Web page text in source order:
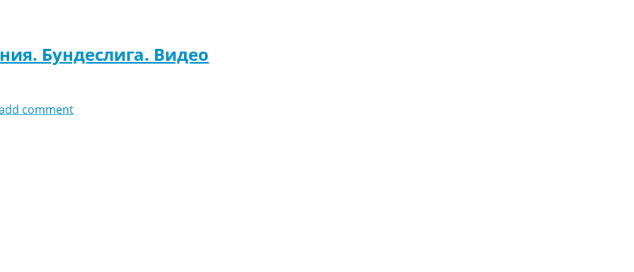
Бундеслига. Видео
comment